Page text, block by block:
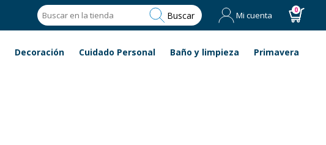
Buscar Mi cuenta 0
Decoración Cuidado Personal Baño y limpieza Primavera